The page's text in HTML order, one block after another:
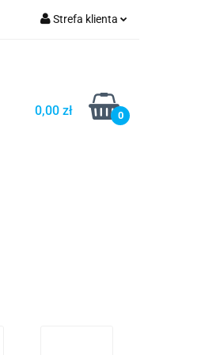
Strefa klienta
Dodaj zgłoszenie
0,00 zł 0